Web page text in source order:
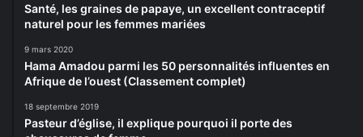
Santé, les graines de papaye, un excellent contraceptif
naturel pour les femmes mariées
9 mars 2020
Hama Amadou parmi les 50 personnalités influentes en
Afrique de l’ouest (Classement complet)
18 septembre 2019
Pasteur d’église, il explique pourquoi il porte des